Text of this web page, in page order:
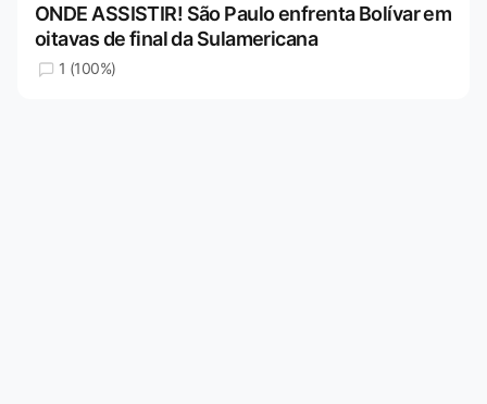
ONDE ASSISTIR! São Paulo enfrenta Bolívar em
oitavas de final da Sulamericana
1 (100%)